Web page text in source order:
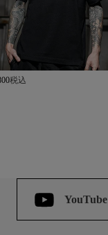
税込
YouTube